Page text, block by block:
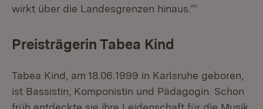
wirkt über die Landesgrenzen hinaus.“‘
Preisträgerin Tabea Kind
Tabea Kind, am 18.06.1999 in Karlsruhe geboren,
ist Bassistin, Komponistin und Pädagogin. Schon